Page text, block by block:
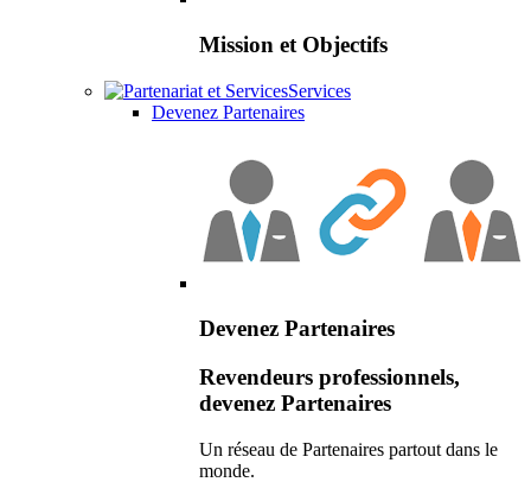
Mission et Objectifs
Services
Devenez Partenaires
Devenez Partenaires
Revendeurs professionnels,
devenez Partenaires
Un réseau de Partenaires partout dans le
monde.